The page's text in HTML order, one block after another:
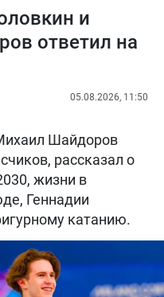
и
ответил на
05.08.2026, 11:50
Шайдоров
рассказал о
жизни в
Геннадии
катанию.